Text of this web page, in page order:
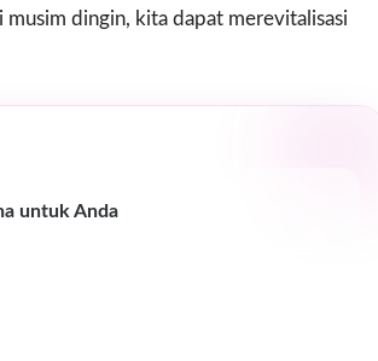
dingin, kita dapat merevitalisasi
untuk Anda